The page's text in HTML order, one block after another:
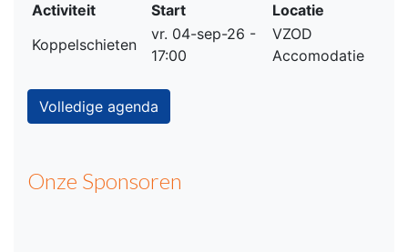
Activiteit Start
Locatie
Koppelschieten
vr. 04-sep-26 -
17:00
VZOD
Accomodatie
Volledige agenda
Onze Sponsoren